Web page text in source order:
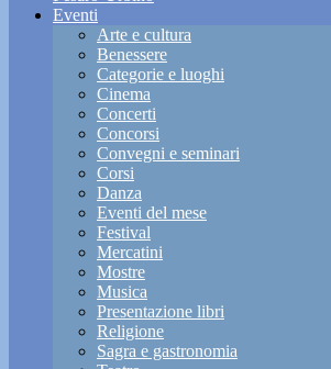
Eventi
Arte e cultura
Benessere
Categorie e luoghi
Cinema
Concerti
Concorsi
Convegni e seminari
Corsi
Danza
Eventi del mese
Festival
Mercatini
Mostre
Musica
Presentazione libri
Religione
Sagra e gastronomia